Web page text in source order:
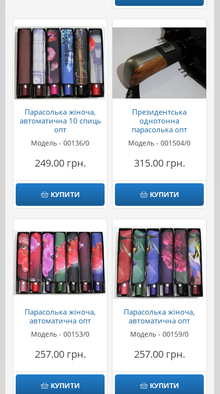
Парасолька жіноча,
автоматична 10 спиць
опт
Модель - 00136/0
249.00 грн.
КУПИТИ
Президентська
однотонна
парасолька опт
Модель - 001504/0
315.00 грн.
КУПИТИ
Парасолька жіноча,
автоматична опт
Модель - 00153/0
257.00 грн.
КУПИТИ
Парасолька жіноча,
автоматична опт
Модель - 00159/0
257.00 грн.
КУПИТИ